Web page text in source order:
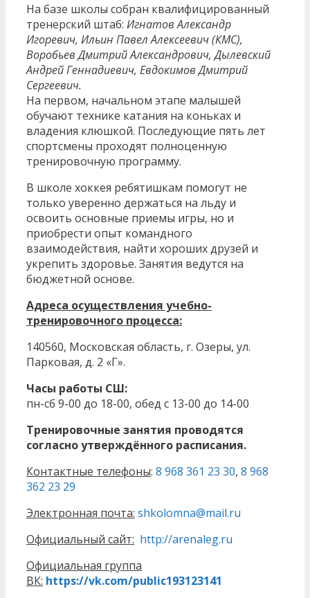
На базе школы собран квалифицированный
тренерский штаб: Игнатов Александр
Игоревич, Ильин Павел Алексеевич (КМС),
Воробьев Дмитрий Александрович, Дылевский
Андрей Геннадиевич, Евдокимов Дмитрий
Сергеевич.
На первом, начальном этапе малышей
обучают технике катания на коньках и
владения клюшкой. Последующие пять лет
спортсмены проходят полноценную
тренировочную программу.
В школе хоккея ребятишкам помогут не
только уверенно держаться на льду и
освоить основные приемы игры, но и
приобрести опыт командного
взаимодействия, найти хороших друзей и
укрепить здоровье. Занятия ведутся на
бюджетной основе.
Адреса осуществления учебно-
тренировочного процесса:
140560, Московская область, г. Озеры, ул.
Парковая, д. 2 «Г».
Часы работы СШ:
пн-сб 9-00 до 18-00, обед c 13-00 до 14-00
Тренировочные занятия проводятся
согласно утверждённого расписания.
Контактные телефоны: 8 968 361 23 30, 8 968
362 23 29
Электронная почта: shkolomna@mail.ru
Официальный сайт: http://arenaleg.ru
Официальная группа
ВК: https://vk.com/public193123141